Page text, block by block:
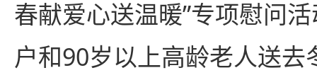
春献爱心送温暖”专项慰问
户和90岁以上高龄老人送去